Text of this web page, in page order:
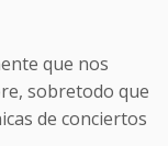
que nos
sobretodo que
de conciertos